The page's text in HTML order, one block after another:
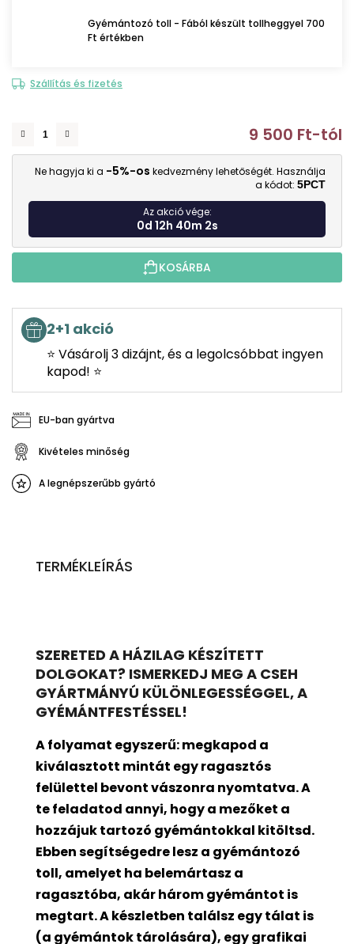
Gyémántozó toll - Fából készült tollheggyel 700
Ft értékben
Szállítás és fizetés
9 500 Ft-tól
Ne hagyja ki a -5%-os kedvezmény lehetőségét. Használja
a kódot: 5PCT
Az akció vége:
0d 12h 40m 1s
KOSÁRBA
2+1 akció
⭐ Vásárolj 3 dizájnt, és a legolcsóbbat ingyen
kapod! ⭐
EU-ban gyártva
Kivételes minőség
A legnépszerűbb gyártó
TERMÉKLEÍRÁS
SZERETED A HÁZILAG KÉSZÍTETT
DOLGOKAT? ISMERKEDJ MEG A CSEH
GYÁRTMÁNYÚ KÜLÖNLEGESSÉGGEL, A
GYÉMÁNTFESTÉSSEL!
A folyamat egyszerű: megkapod a
kiválasztott mintát egy ragasztós
felülettel bevontvászonra nyomtatva. A
te feladatod annyi, hogy a mezőket a
hozzájuk tartozó gyémántokkal kitöltsd.
Ebben segítségedre lesz a gyémántozó
toll, amelyet ha belemártasz a
ragasztóba, akár három gyémántot is
megtart. A készletben találsz egy tálat is
(a gyémántok tárolására), egy grafikai